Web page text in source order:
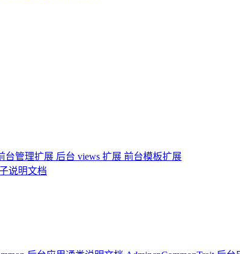
台管理扩展 后台 views 扩展 前台模板扩展
说明文档